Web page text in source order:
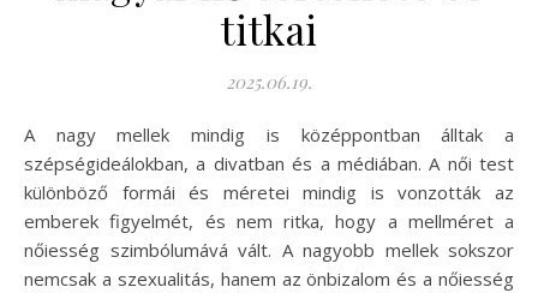
titkai
2025.06.19.
A nagy mellek mindig is középpontban álltak a
szépségideálokban, a divatban és a médiában. A női test
különböző formái és méretei mindig is vonzották az
emberek figyelmét, és nem ritka, hogy a mellméret a
nőiesség szimbólumává vált. A nagyobb mellek sokszor
nemcsak a szexualitás, hanem az önbizalom és a nőiesség